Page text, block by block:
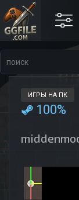
ИГРЫ НА ПК
100%